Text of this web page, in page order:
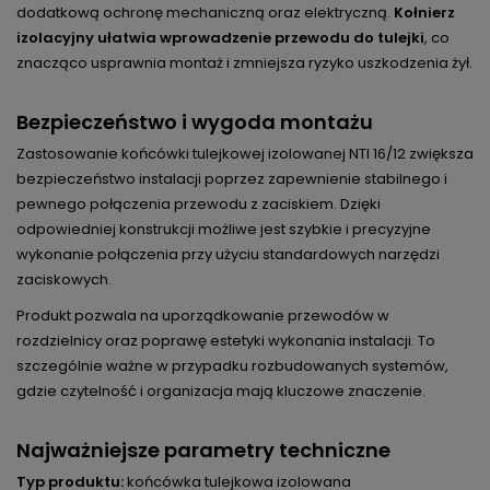
dodatkową ochronę mechaniczną oraz elektryczną. Kołnierz
izolacyjny ułatwia wprowadzenie przewodu do tulejki, co
znacząco usprawnia montaż i zmniejsza ryzyko uszkodzenia żył.
Bezpieczeństwo i wygoda montażu
Zastosowanie końcówki tulejkowej izolowanej NTI 16/12 zwiększa
bezpieczeństwo instalacji poprzez zapewnienie stabilnego i
pewnego połączenia przewodu z zaciskiem. Dzięki
odpowiedniej konstrukcji możliwe jest szybkie i precyzyjne
wykonanie połączenia przy użyciu standardowych narzędzi
zaciskowych.
Produkt pozwala na uporządkowanie przewodów w
rozdzielnicy oraz poprawę estetyki wykonania instalacji. To
szczególnie ważne w przypadku rozbudowanych systemów,
gdzie czytelność i organizacja mają kluczowe znaczenie.
Najważniejsze parametry techniczne
Typ produktu:końcówka tulejkowa izolowana